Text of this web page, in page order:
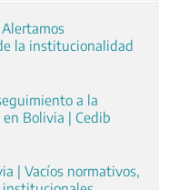
la institucionalidad
a la
Bolivia | Cedib
| Vacíos normativos,